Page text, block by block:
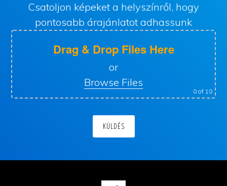
Csatoljon képeket a helyszínről, hogy
pontosabb árajánlatot adhassunk
Drag & Drop Files Here
or
Browse Files
0of 10